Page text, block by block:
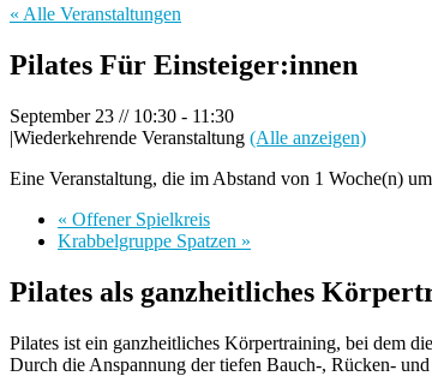
« Alle Veranstaltungen
Pilates Für Einsteiger:innen
September 23 // 10:30 - 11:30
|Wiederkehrende Veranstaltung (Alle anzeigen)
Eine Veranstaltung, die im Abstand von 1 Woche(n)
« Offener Spielkreis
Krabbelgruppe Spatzen »
Pilates als ganzheitliches
Pilates ist ein ganzheitliches Körpertraining, bei dem
Durch die Anspannung der tiefen Bauch-, Rücken-